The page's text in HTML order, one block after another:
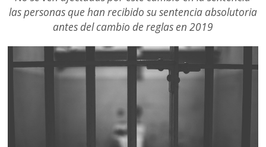
las personas que han recibido su sentencia absolutoria
antes del cambio de reglas en 2019